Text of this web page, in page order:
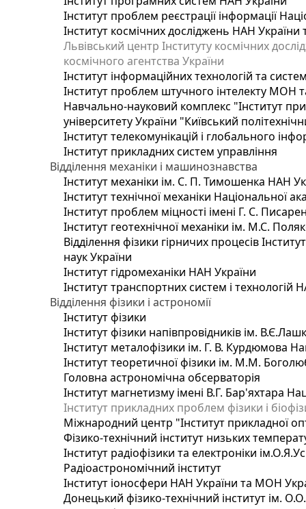
Інститут проблем реєстрації інформації
Інститут космічних досліджень НАН України
Львівський центр Інституту космічних
космічного агентства України
Інститут інформаційних технологій та
Інститут проблем штучного інтелекту МОН
Навчально-науковий комплекс "Інститут
університету України "Київський
Інститут телекомунікацій і глобального
Інститут прикладних систем управління
Відділення механіки і машинознавства
Інститут механіки ім. С. П. Тимошенка НАН
Інститут технічної механіки Національної
Інститут проблем міцності імені Г. С.
Інститут геотехнічної механіки ім. М.С.
Відділення фізики гірничих процесів
наук України
Інститут гідромеханіки НАН України
Інститут транспортних систем і технологій
Відділення фізики і астрономії
Інститут фізики
Інститут фізики напівпровідників ім.
Інститут металофізики ім. Г. В. Курдюмова
Інститут теоретичної фізики ім. М.М.
Головна астрономічна обсерваторія
Інститут магнетизму імені В.Г. Бар'яхтара
Інститут прикладних проблем фізики і
Міжнародний центр "Інститут прикладної
Фізико-технічний інститут низьких
Інститут радіофізики та електроніки
Радіоастрономічний інститут
Інститут іоносфери НАН України та МОН
Донецький фізико-технічний інститут ім.